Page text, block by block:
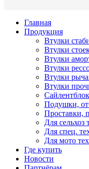
Главная
Продукция
Втулки
Втулки
Втулки
Втулки
Втулки
Втулки
Подушки,
Проставки,
Для сельхоз
Для спец.
Для мото
Где купить
Новости